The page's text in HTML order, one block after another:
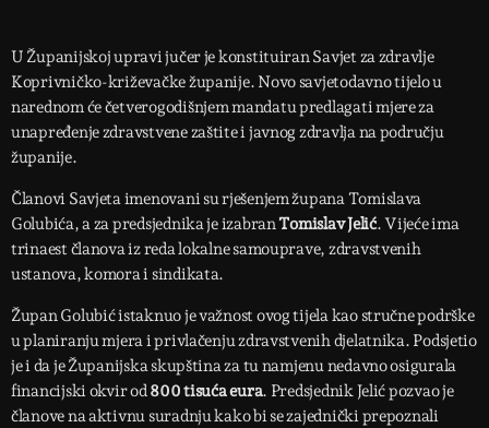
U Županijskoj upravi jučer je konstituiran Savjet za zdravlje
Koprivničko-križevačke županije. Novo savjetodavno tijelo u
narednom će četverogodišnjem mandatu predlagati mjere za
unapređenje zdravstvene zaštite i javnog zdravlja na području
županije.
Članovi Savjeta imenovani su rješenjem župana Tomislava
Golubića, a za predsjednika je izabranTomislav Jelić. Vijeće ima
trinaest članova iz reda lokalne samouprave, zdravstvenih
ustanova, komora i sindikata.
Župan Golubić istaknuo je važnost ovog tijela kao stručne podrške
u planiranju mjera i privlačenju zdravstvenih djelatnika. Podsjetio
je i da je Županijska skupština za tu namjenu nedavno osigurala
financijski okvir od800 tisuća eura. Predsjednik Jelić pozvao je
članove na aktivnu suradnju kako bi se zajednički prepoznali